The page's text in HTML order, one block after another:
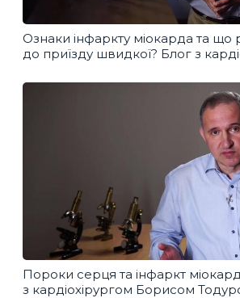
Ознаки інфаркту міокарда та що
до приїзду швидкої? Блог з
Пороки серця та інфаркт
з кардіохірургом Борисом